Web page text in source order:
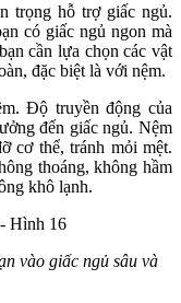
trọng hỗ trợ giấc ngủ.
có giấc ngủ ngon mà
cần lựa chọn các vật
đặc biệt là với nệm.
Độ truyền động của
đến giấc ngủ. Nệm
cơ thể, tránh mỏi mệt.
thoáng, không hầm
khô lạnh.
vào giấc ngủ sâu và